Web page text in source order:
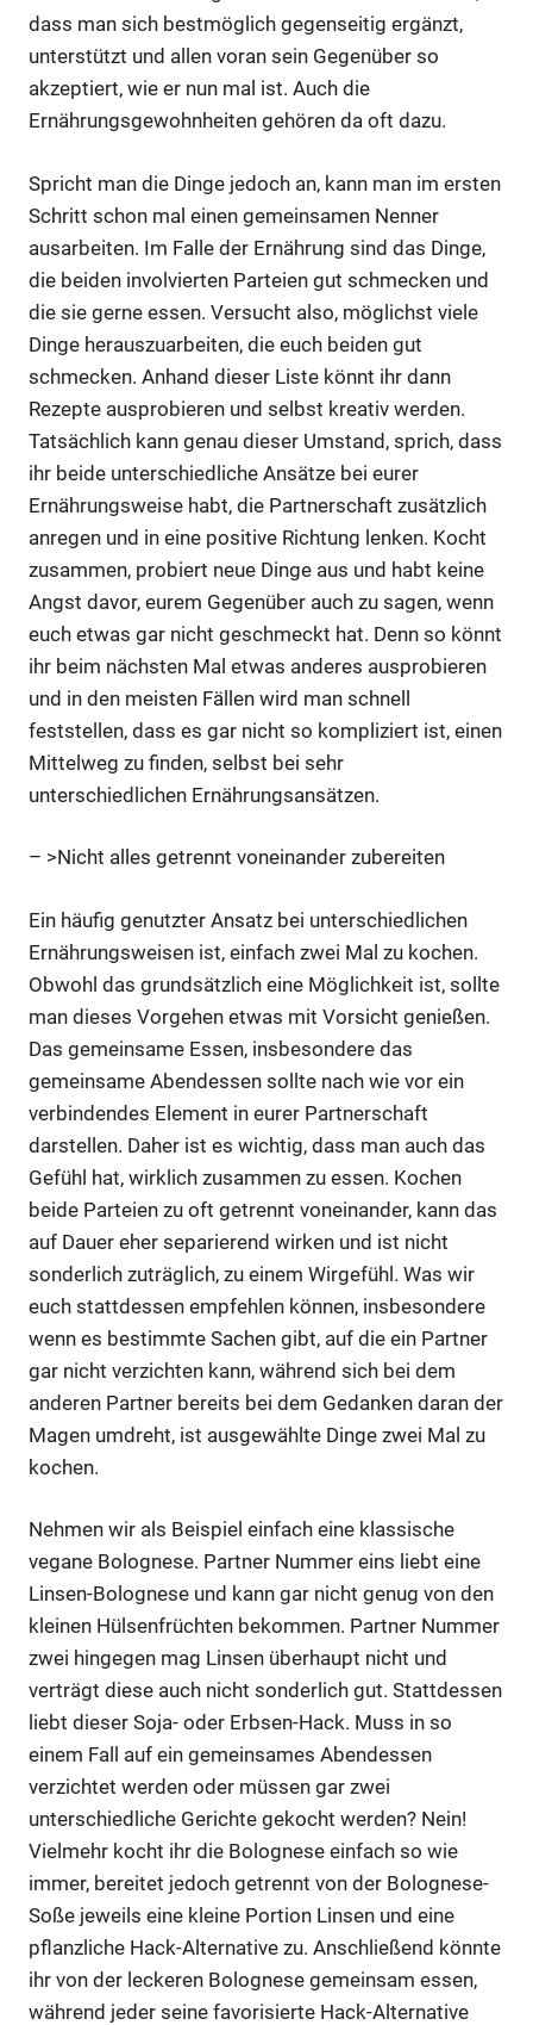
dass man sich bestmöglich gegenseitig ergänzt,
unterstützt und allen voran sein Gegenüber so
akzeptiert, wie er nun mal ist. Auch die
Ernährungsgewohnheiten gehören da oft dazu.
Spricht man die Dinge jedoch an, kann man im ersten
Schritt schon mal einen gemeinsamen Nenner
ausarbeiten. Im Falle der Ernährung sind das Dinge,
die beiden involvierten Parteien gut schmecken und
die sie gerne essen. Versucht also, möglichst viele
Dinge herauszuarbeiten, die euch beiden gut
schmecken. Anhand dieser Liste könnt ihr dann
Rezepte ausprobieren und selbst kreativ werden.
Tatsächlich kann genau dieser Umstand, sprich, dass
ihr beide unterschiedliche Ansätze bei eurer
Ernährungsweise habt, die Partnerschaft zusätzlich
anregen und in eine positive Richtung lenken. Kocht
zusammen, probiert neue Dinge aus und habt keine
Angst davor, eurem Gegenüber auch zu sagen, wenn
euch etwas gar nicht geschmeckt hat. Denn so könnt
ihr beim nächsten Mal etwas anderes ausprobieren
und in den meisten Fällen wird man schnell
feststellen, dass es gar nicht so kompliziert ist, einen
Mittelweg zu finden, selbst bei sehr
unterschiedlichen Ernährungsansätzen.
– >Nicht alles getrennt voneinander zubereiten
Ein häufig genutzter Ansatz bei unterschiedlichen
Ernährungsweisen ist, einfach zwei Mal zu kochen.
Obwohl das grundsätzlich eine Möglichkeit ist, sollte
man dieses Vorgehen etwas mit Vorsicht genießen.
Das gemeinsame Essen, insbesondere das
gemeinsame Abendessen sollte nach wie vor ein
verbindendes Element in eurer Partnerschaft
darstellen. Daher ist es wichtig, dass man auch das
Gefühl hat, wirklich zusammen zu essen. Kochen
beide Parteien zu oft getrennt voneinander, kann das
auf Dauer eher separierend wirken und ist nicht
sonderlich zuträglich, zu einem Wirgefühl. Was wir
euch stattdessen empfehlen können, insbesondere
wenn es bestimmte Sachen gibt, auf die ein Partner
gar nicht verzichten kann, während sich bei dem
anderen Partner bereits bei dem Gedanken daran der
Magen umdreht, ist ausgewählte Dinge zwei Mal zu
kochen.
Nehmen wir als Beispiel einfach eine klassische
vegane Bolognese. Partner Nummer eins liebt eine
Linsen-Bolognese und kann gar nicht genug von den
kleinen Hülsenfrüchten bekommen. Partner Nummer
zwei hingegen mag Linsen überhaupt nicht und
verträgt diese auch nicht sonderlich gut. Stattdessen
liebt dieser Soja- oder Erbsen-Hack. Muss in so
einem Fall auf ein gemeinsames Abendessen
verzichtet werden oder müssen gar zwei
unterschiedliche Gerichte gekocht werden? Nein!
Vielmehr kocht ihr die Bolognese einfach so wie
immer, bereitet jedoch getrennt von der Bolognese-
Soße jeweils eine kleine Portion Linsen und eine
pflanzliche Hack-Alternative zu. Anschließend könnte
ihr von der leckeren Bolognese gemeinsam essen,
während jeder seine favorisierte Hack-Alternative